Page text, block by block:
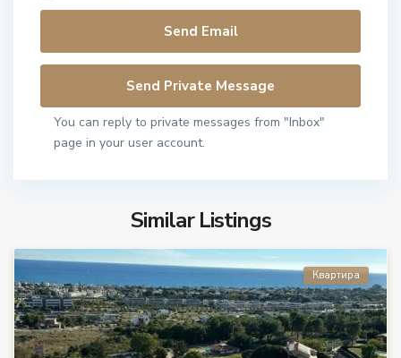
You can reply to private messages from "Inbox"
page in your user account.
Similar Listings
Квартира